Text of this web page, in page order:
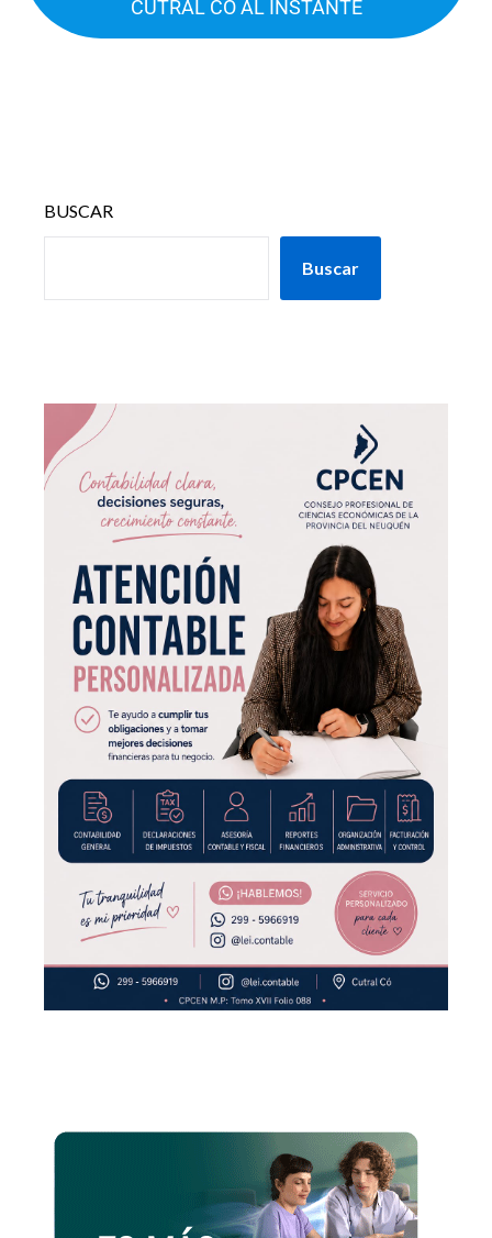
CUTRAL CO AL INSTANTE
BUSCAR
Buscar